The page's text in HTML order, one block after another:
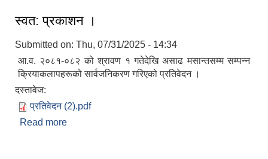
स्वत: प्रकाशन ।
Submitted on: Thu, 07/31/2025 - 14:34
आ.व. २०८१-०८२ को श्रावण १ गतेदेखि असाढ मसान्तसम्म सम्पन्न
क्रियाकलापहरूको सार्वजनिकरण गरिएको प्रतिवेदन ।
दस्तावेज:
प्रतिवेदन (2).pdf
Read more